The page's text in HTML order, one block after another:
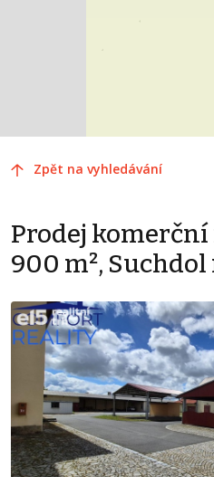
Zpět na vyhledávání
Prodej
900 m²,